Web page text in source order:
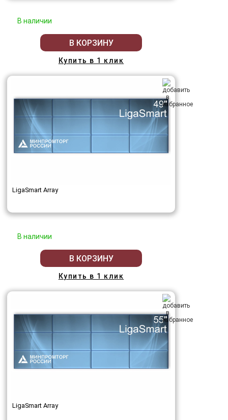
В наличии
В КОРЗИНУ
Купить в 1 клик
LigaSmart Array
В наличии
В КОРЗИНУ
Купить в 1 клик
LigaSmart Array